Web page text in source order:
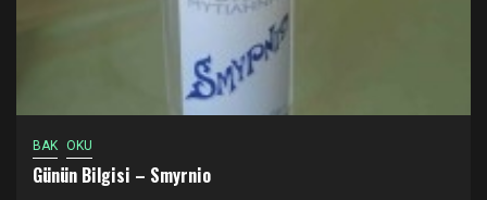
BAK OKU
Günün Bilgisi – Smyrnio